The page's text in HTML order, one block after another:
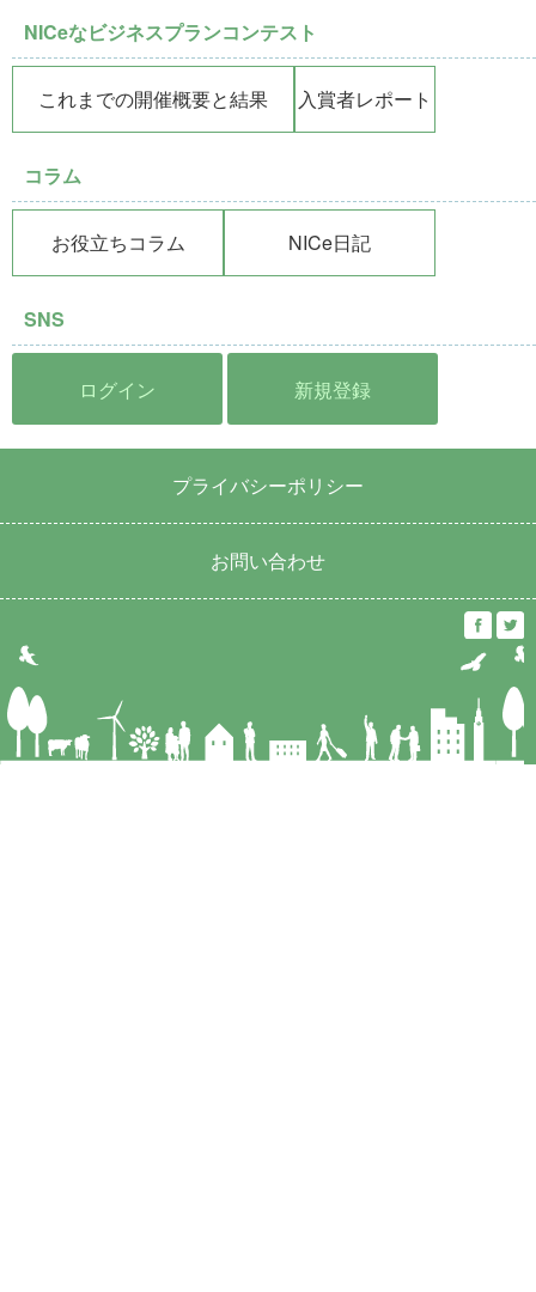
NICeなビジネスプランコンテスト
これまでの開催概要と結果 入賞者レポート
コラム
お役立ちコラム NICe日記
SNS
ログイン 新規登録
プライバシーポリシー
お問い合わせ